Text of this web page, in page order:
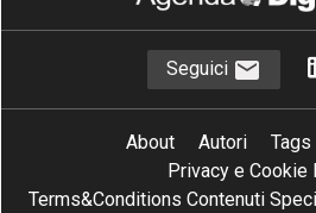
Seguici
About Autori Tags
Privacy e Cookie
Terms&Conditions Contenuti